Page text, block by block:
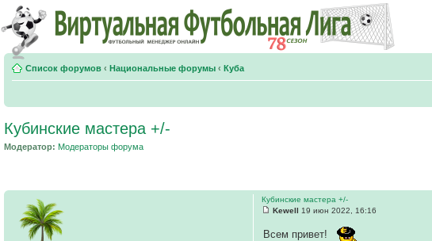
Список форумов ‹ Национальные форумы ‹ Куба
Кубинские мастера +/-
Модератор: Модераторы форума
Кубинские мастера +/-
Kewell 19 июн 2022, 16:16
Всем привет!